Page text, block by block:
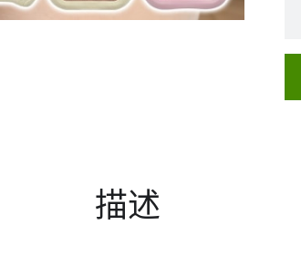
描述